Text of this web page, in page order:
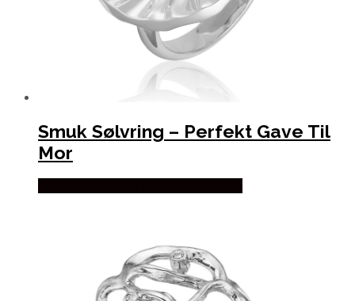
Smuk Sølvring – Perfekt Gave Til
Mor